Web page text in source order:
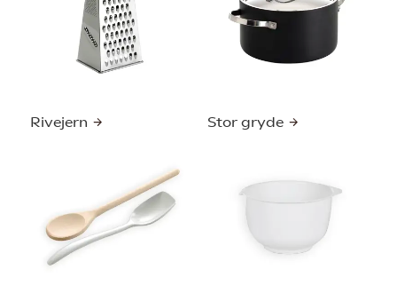
Rivejern Stor gryde